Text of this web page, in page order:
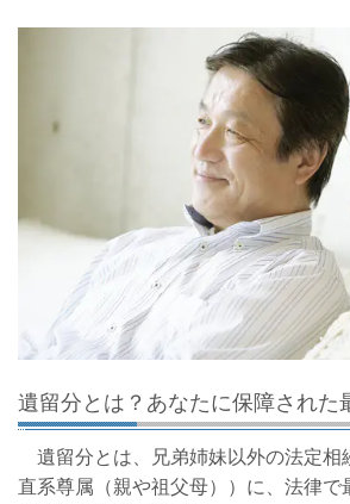
遺留分とは？あなたに保障された
遺留分とは、兄弟姉妹以外の法定相
直系尊属（親や祖父母））に、法律で